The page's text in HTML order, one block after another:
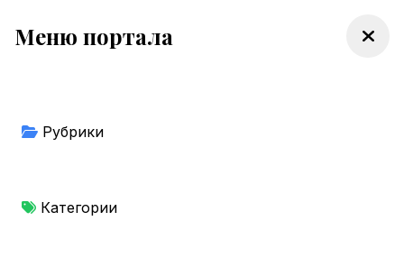
Меню портала
Рубрики
Категории